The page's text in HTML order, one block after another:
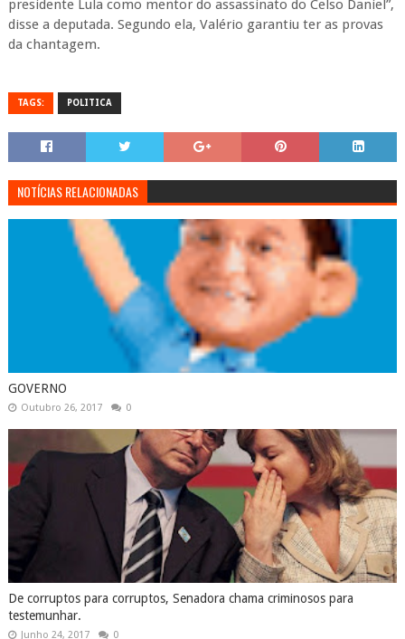
presidente Lula como mentor do assassinato do Celso Daniel”,
disse a deputada. Segundo ela, Valério garantiu ter as provas
da chantagem.
TAGS: POLITICA
NOTÍCIAS RELACIONADAS
GOVERNO
Outubro 26, 2017 0
De corruptos para corruptos, Senadora chama criminosos para
testemunhar.
Junho 24, 2017 0